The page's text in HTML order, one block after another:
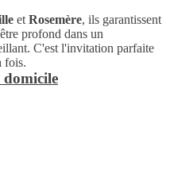
et Rosemère, ils garantissent
profond dans un
C'est l'invitation parfaite
fois.
domicile